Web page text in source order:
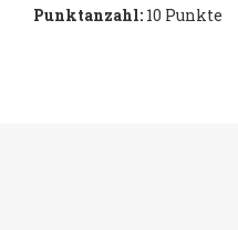
Punktanzahl: 10 Punkte